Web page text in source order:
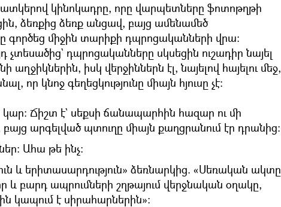
կինոկադրը, որը վարպետները ֆոտոթղթի
ձեռքից ձեռք անցավ, բայց ամենամեծ
գործեց միջին տարիքի դպրոցականների վրա։
չտեսածից` դպրոցականները սկսեցին ուշադիր նայել
աղջիկներին, իսկ վերջիններն էլ, նայելով հայելու մեջ,
որ կնոջ գեղեցկությունը միայն հյուսը չէ։
Ճիշտ է` սեքսի ճանապարհին հազար ու մի
արգելված պտուղը միայն քաղցրանում էր դրանից։
Ահա թե ինչ։
և երիտասարդություն» ձեռնարկից. «Սեռական ակտը
և բարդ ապրումների շղթայում վերջնական օղակը,
կապում է սիրահարներին»։